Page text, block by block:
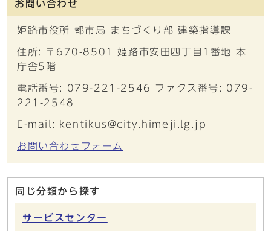
お問い合わせ
姫路市役所 都市局 まちづくり部 建築指導課
住所: 〒670-8501 姫路市安田四丁目1番地 本
庁舎5階
電話番号: 079-221-2546 ファクス番号: 079-
221-2548
E-mail: kentikus@city.himeji.lg.jp
お問い合わせフォーム
同じ分類から探す
サービスセンター